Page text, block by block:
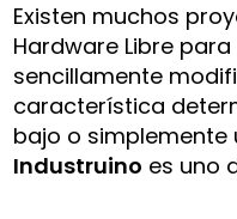
Existen muchos
Hardware Libre
sencillamente
característica
bajo o simplemente
Industruino es uno